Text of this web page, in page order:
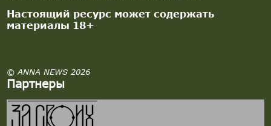
Настоящий ресурс может содержать
материалы 18+
© ANNA NEWS 2026
Партнеры